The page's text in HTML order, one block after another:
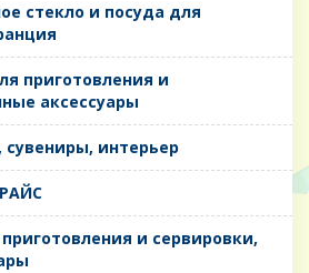
стекло и посуда для
приготовления и
аксессуары
сувениры, интерьер
и сервировки,